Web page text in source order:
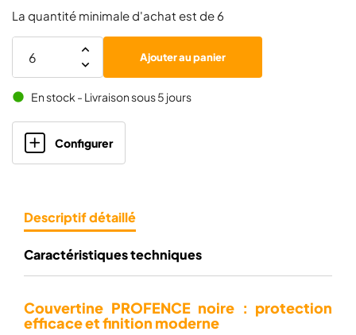
La quantité minimale d'achat est de 6
Ajouter au panier
brightness_1 En stock - Livraison sous 5 jours
Configurer
Descriptif détaillé
Caractéristiques techniques
Couvertine PROFENCE noire : protection
efficace et finition moderne